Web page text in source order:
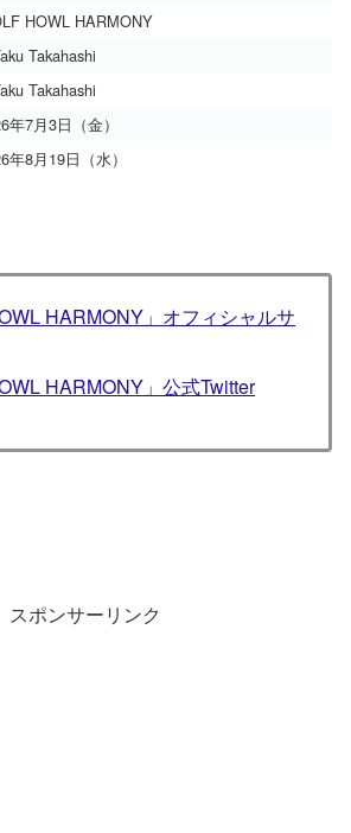
HOWL HARMONY
Takahashi
Takahashi
年7月3日（金）
年8月19日（水）
HARMONY」オフィシャルサ
HARMONY」公式Twitter
スポンサーリンク